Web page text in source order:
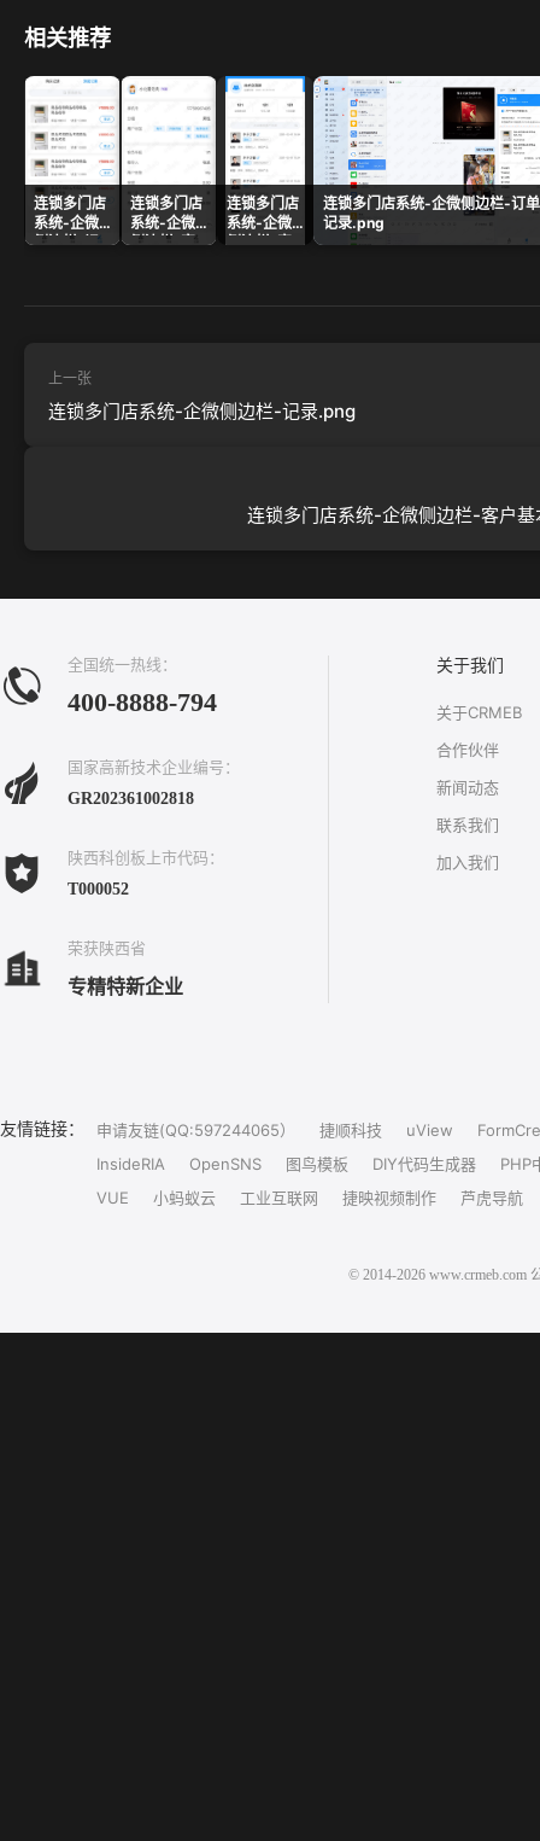
相关推荐
连锁多门店
系统-企微
侧边栏-记
连锁多门店
系统-企微
侧边栏-客
连锁多门店
系统-企微
侧边栏-客
连锁多门店系统-企微侧边栏-订单
记录.png
上一张
连锁多门店系统-企微侧边栏-记录.png
连锁多门店系统-企微侧边栏-客户
全国统一热线：
400-8888-794
国家高新技术企业编号：
GR202361002818
陕西科创板上市代码：
T000052
荣获陕西省
专精特新企业
关于我们
关于CRMEB
合作伙伴
新闻动态
联系我们
加入我们
友情链接： 申请友链(QQ:597244065） 捷顺科技 uView
InsideRIA
OpenSNS 图鸟模板 DIY代码生成器
PHP
VUE
小蚂蚁云 工业互联网 捷映视频制作 芦虎导航
© 2014-2026